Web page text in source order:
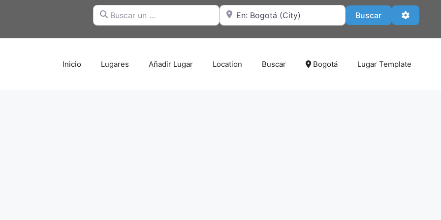
Buscar un ... Cerca de BuscarBuscar
Inicio Lugares Añadir Lugar Location Buscar Bogotá Lugar Template